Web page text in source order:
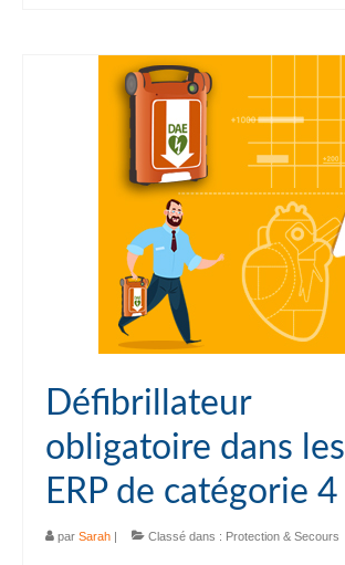
Défibrillateur
obligatoire dans les
ERP de catégorie 4
par Sarah | Classé dans : Protection & Secours